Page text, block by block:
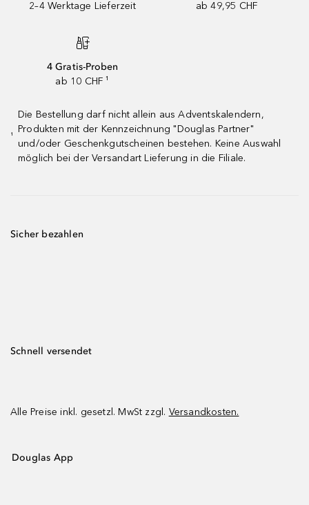
2–4 Werktage Lieferzeit ab 49,95 CHF
4 Gratis-Proben
ab 10 CHF ¹
¹
Die Bestellung darf nicht allein aus Adventskalendern,
Produkten mit der Kennzeichnung "Douglas Partner"
und/oder Geschenkgutscheinen bestehen. Keine Auswahl
möglich bei der Versandart Lieferung in die Filiale.
Sicher bezahlen
Schnell versendet
Alle Preise inkl. gesetzl. MwSt zzgl. Versandkosten.
Douglas App